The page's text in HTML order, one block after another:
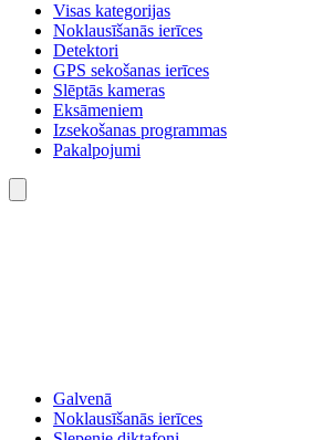
Visas kategorijas
Noklausīšanās ierīces
Detektori
GPS sekošanas ierīces
Slēptās kameras
Eksāmeniem
Izsekošanas programmas
Pakalpojumi
Galvenā
Noklausīšanās ierīces